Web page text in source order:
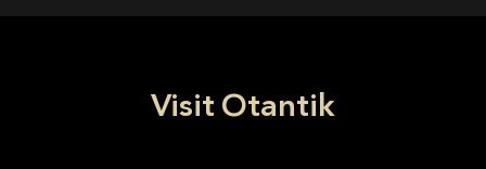
Visit Otantik